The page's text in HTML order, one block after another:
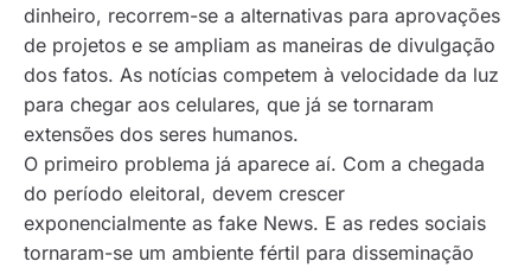
dinheiro, recorrem-se a alternativas para aprovações
de projetos e se ampliam as maneiras de divulgação
dos fatos. As notícias competem à velocidade da luz
para chegar aos celulares, que já se tornaram
extensões dos seres humanos.
O primeiro problema já aparece aí. Com a chegada
do período eleitoral, devem crescer
exponencialmente as fake News. E as redes sociais
tornaram-se um ambiente fértil para disseminação